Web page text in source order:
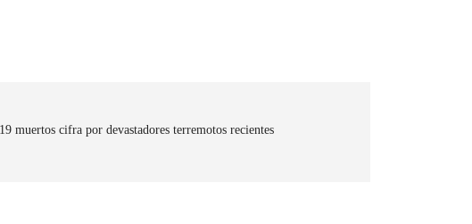
muertos cifra por devastadores terremotos recientes